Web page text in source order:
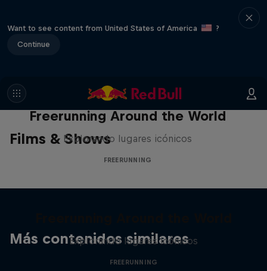
Want to see content from United States of America
?
Continue
Films & Shows
Freerunning Around the World
Explorando lugares icónicos
FREERUNNING
Más contenidos similares
Explorando lugares icónicos
FREERUNNING